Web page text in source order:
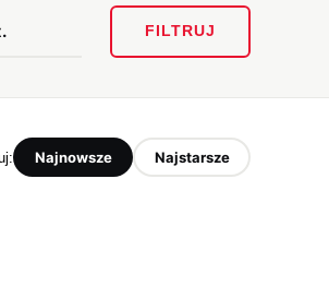
FILTRUJ
Najnowsze Najstarsze